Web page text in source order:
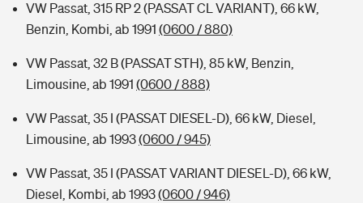
VW Passat, 315 RP 2 (PASSAT CL VARIANT), 66 kW,
Benzin, Kombi, ab 1991 (0600 / 880)
VW Passat, 32 B (PASSAT STH), 85 kW, Benzin,
Limousine, ab 1991 (0600 / 888)
VW Passat, 35 I (PASSAT DIESEL-D), 66 kW, Diesel,
Limousine, ab 1993(0600 / 945)
VW Passat, 35 I (PASSAT VARIANT DIESEL-D), 66 kW,
Diesel, Kombi, ab 1993(0600 / 946)